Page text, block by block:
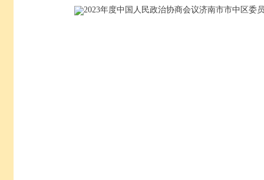
2023年度中国人民政治协商会议济南市市中区委